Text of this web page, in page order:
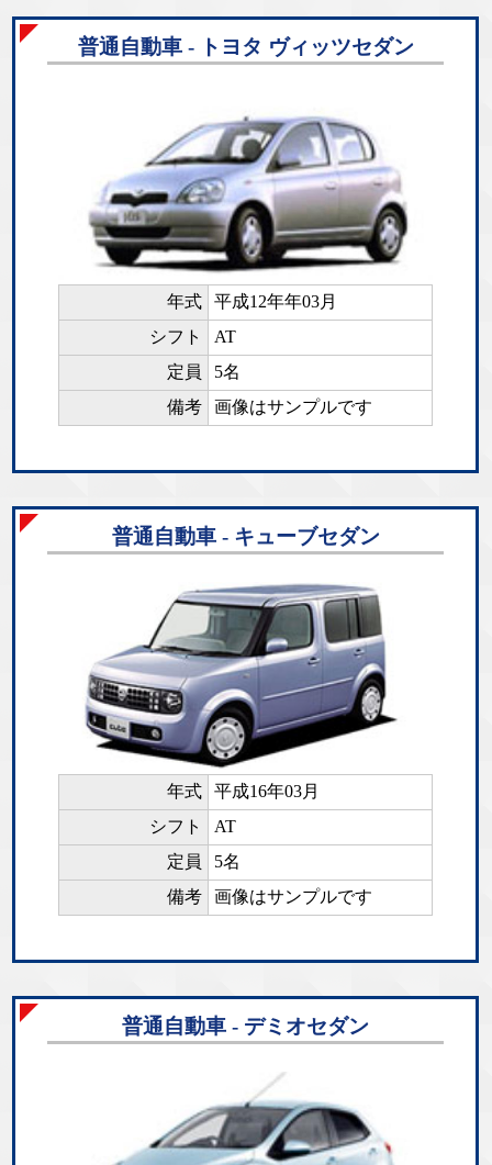
普通自動車 - トヨタ ヴィッツセダン
年式
平成12年年03月
シフト
AT
定員
5名
備考
画像はサンプルです
普通自動車 - キューブセダン
年式
平成16年03月
シフト
AT
定員
5名
備考
画像はサンプルです
普通自動車 - デミオセダン